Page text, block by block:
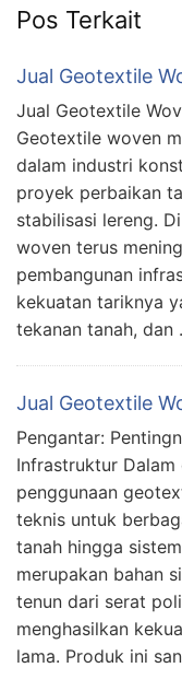
Pos Terkait
Jual Geotextile
Jual Geotextile
Geotextile woven
dalam industri
proyek perbaikan
stabilisasi lereng.
woven terus
pembangunan
kekuatan tariknya
tekanan tanah, dan
Jual Geotextile
Pengantar:
Infrastruktur
penggunaan
teknis untuk
tanah hingga
merupakan bahan
tenun dari serat
menghasilkan
lama. Produk ini